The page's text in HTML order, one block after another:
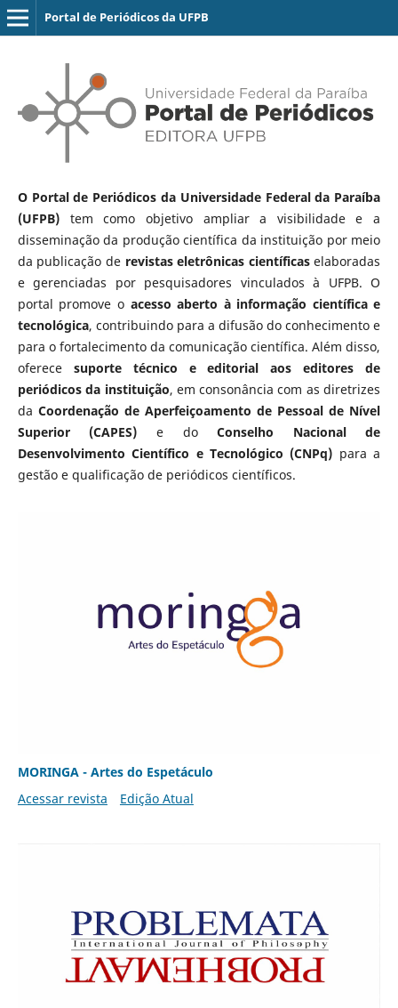
Portal de Periódicos da UFPB
O Portal de Periódicos da Universidade Federal da Paraíba
(UFPB)tem como objetivo ampliar a visibilidade e a
disseminação da produção científica da instituição por meio
da publicação de revistas eletrônicas científicaselaboradas
e gerenciadas por pesquisadores vinculados à UFPB. O
portal promove o acesso aberto à informação científica e
tecnológica, contribuindo para a difusão do conhecimento e
para o fortalecimento da comunicação científica. Além disso,
oferece suporte técnico e editorial aos editores de
periódicos da instituição, em consonância com as diretrizes
da Coordenação de Aperfeiçoamento de Pessoal de Nível
Superior (CAPES) e doConselho Nacional de
Desenvolvimento Científico e Tecnológico (CNPq) para a
gestão e qualificação de periódicos científicos.
MORINGA - Artes do Espetáculo
Acessar revista
Edição Atual